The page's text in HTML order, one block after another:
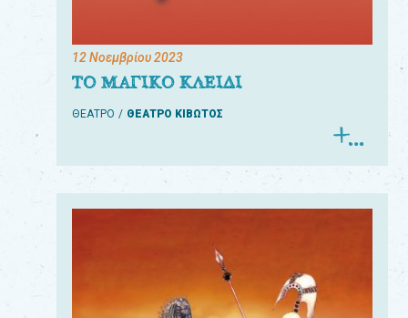
12 Νοεμβρίου 2023
ΤΟ ΜΑΓΙΚΟ ΚΛΕΙΔΙ
ΘΕΑΤΡΟ ΘΕΑΤΡΟ ΚΙΒΩΤΟΣ